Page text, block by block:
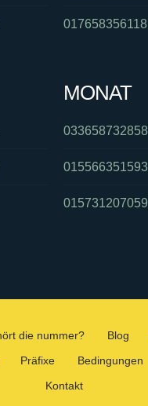
017658356118
MONAT
033658732858
015566351593
015731207059
die nummer? Blog
Präfixe Bedingungen
Kontakt